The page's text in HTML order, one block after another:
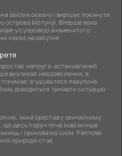
заклик океану і вирішує покинути
острова Мотунуї. Вперше вона
у супроводі знаменитого
чекає незабутня
напруга: встановлений
викликає невдоволення, а
згущуватися павутина
доводиться тримати ситуацію
який зростав у звичайному
що десь поруч тече зовсім інше
і прихованої сили. Раптове
природи стає